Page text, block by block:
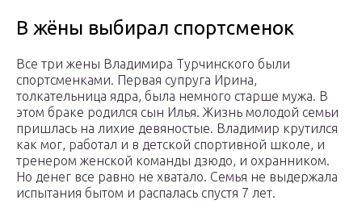
В жёны выбирал спортсменок
Все три жены Владимира Турчинского были
спортсменками. Первая супруга Ирина,
толкательница ядра, была немного старше мужа. В
этом браке родился сын Илья. Жизнь молодой семьи
пришлась на лихие девяностые. Владимир крутился
как мог, работал и в детской спортивной школе, и
тренером женской команды дзюдо, и охранником.
Но денег все равно не хватало. Семья не выдержала
испытания бытом и распалась спустя 7 лет.